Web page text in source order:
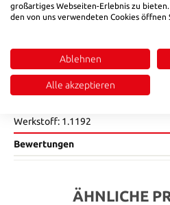
Produkt Anzahl: Gib den
Produktnummer:500M10017
Werkstoff: 1.1192
Bewertungen
ÄHNLICHE
großartiges Webseiten-Erlebnis zu
den von uns verwendeten Cookies öffnen
Ablehnen
Alle akzeptieren